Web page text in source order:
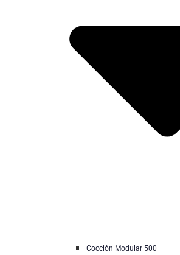
Cocción Modular 500